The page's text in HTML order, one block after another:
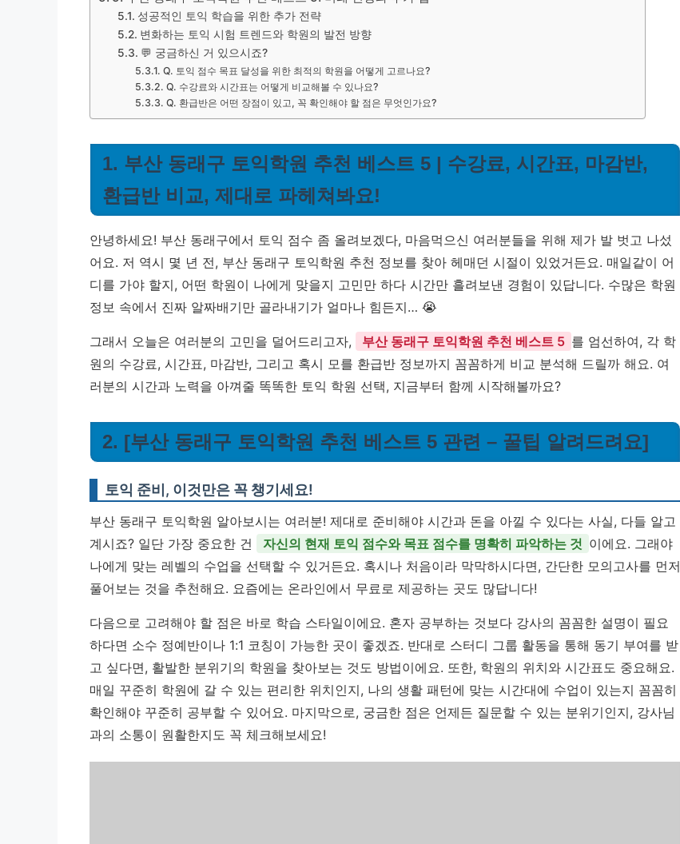
성공적인 토익 학습을 위한 추가 전략
변화하는 토익 시험 트렌드와 학원의 발전 방향
💬 궁금하신 거 있으시죠?
Q. 토익 점수 목표 달성을 위한 최적의 학원을 어떻게 고르나요?
Q. 수강료와 시간표는 어떻게 비교해볼 수 있나요?
Q. 환급반은 어떤 장점이 있고, 꼭 확인해야 할 점은 무엇인가요?
1. 부산 동래구 토익학원 추천 베스트 5 | 수강료, 시간표, 마감반,
환급반 비교, 제대로 파헤쳐봐요!
안녕하세요! 부산 동래구에서 토익 점수 좀 올려보겠다, 마음먹으신 여러분들을 위해 제가 발 벗고 나섰
어요. 저 역시 몇 년 전, 부산 동래구 토익학원 추천 정보를 찾아 헤매던 시절이 있었거든요. 매일같이 어
디를 가야 할지, 어떤 학원이 나에게 맞을지 고민만 하다 시간만 흘려보낸 경험이 있답니다. 수많은 학원
정보 속에서 진짜 알짜배기만 골라내기가 얼마나 힘든지… 😭
그래서 오늘은 여러분의 고민을 덜어드리고자, 부산 동래구 토익학원 추천 베스트 5 를 엄선하여, 각 학
원의 수강료, 시간표, 마감반, 그리고 혹시 모를 환급반 정보까지 꼼꼼하게 비교 분석해 드릴까 해요. 여
러분의 시간과 노력을 아껴줄 똑똑한 토익 학원 선택, 지금부터 함께 시작해볼까요?
2. [부산 동래구 토익학원 추천 베스트 5 관련 – 꿀팁 알려드려요]
토익 준비, 이것만은 꼭 챙기세요!
부산 동래구 토익학원 알아보시는 여러분! 제대로 준비해야 시간과 돈을 아낄 수 있다는 사실, 다들 알고
계시죠? 일단 가장 중요한 건
자신의 현재 토익 점수와 목표 점수를 명확히 파악하는 것 이에요. 그래야
나에게 맞는 레벨의 수업을 선택할 수 있거든요. 혹시나 처음이라 막막하시다면, 간단한 모의고사를 먼저
풀어보는 것을 추천해요. 요즘에는 온라인에서 무료로 제공하는 곳도 많답니다!
다음으로 고려해야 할 점은 바로 학습 스타일이에요. 혼자 공부하는 것보다 강사의 꼼꼼한 설명이 필요
하다면 소수 정예반이나 1:1 코칭이 가능한 곳이 좋겠죠. 반대로 스터디 그룹 활동을 통해 동기 부여를 받
고 싶다면, 활발한 분위기의 학원을 찾아보는 것도 방법이에요. 또한, 학원의 위치와 시간표도 중요해요.
매일 꾸준히 학원에 갈 수 있는 편리한 위치인지, 나의 생활 패턴에 맞는 시간대에 수업이 있는지 꼼꼼히
확인해야 꾸준히 공부할 수 있어요. 마지막으로, 궁금한 점은 언제든 질문할 수 있는 분위기인지, 강사님
과의 소통이 원활한지도 꼭 체크해보세요!